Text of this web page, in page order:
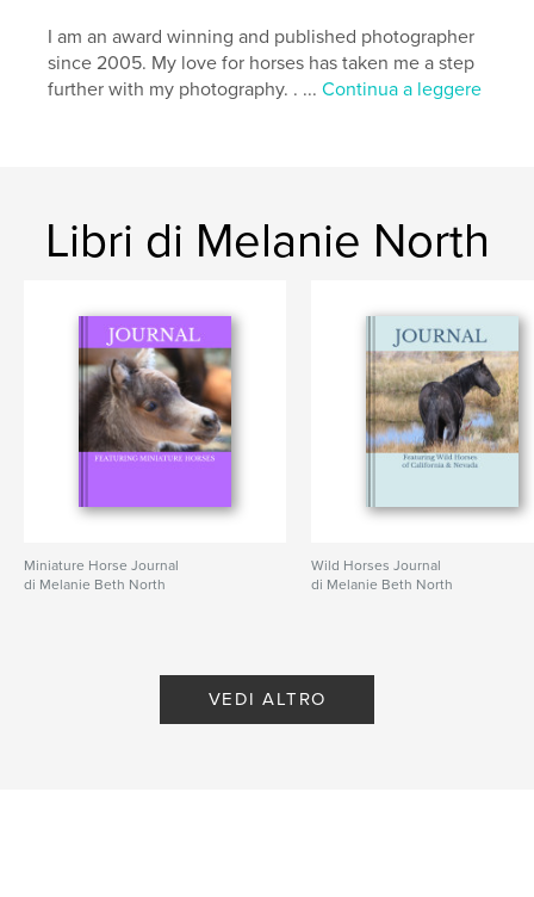
I am an award winning and published photographer
since 2005. My love for horses has taken me a step
further with my photography. . ...Continua a leggere
Libri di Melanie North
Miniature Horse Journal
di Melanie Beth North
Wild Horses Journal
di Melanie Beth North
VEDI ALTRO